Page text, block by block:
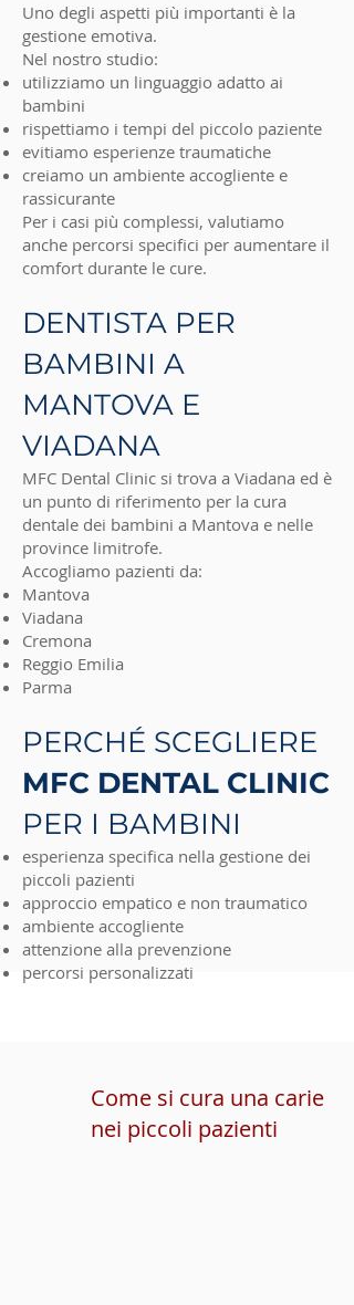
Uno degli aspetti più importanti è la
gestione emotiva.
Nel nostro studio:
utilizziamo un linguaggio adatto ai
bambini
rispettiamo i tempi del piccolo paziente
evitiamo esperienze traumatiche
creiamo un ambiente accogliente e
rassicurante
Per i casi più complessi, valutiamo
anche percorsi specifici per aumentare il
comfort durante le cure.
DENTISTA PER
BAMBINI A
MANTOVA E
VIADANA
MFC Dental Clinic si trova a Viadana ed è
un punto di riferimento per la cura
dentale dei bambini a Mantova e nelle
province limitrofe.
Accogliamo pazienti da:
Mantova
Viadana
Cremona
Reggio Emilia
Parma
PERCHÉ SCEGLIERE
MFC DENTAL CLINIC
PER I BAMBINI
esperienza specifica nella gestione dei
piccoli pazienti
approccio empatico e non traumatico
ambiente accogliente
attenzione alla prevenzione
percorsi personalizzati
Come si cura una carie
nei piccoli pazienti